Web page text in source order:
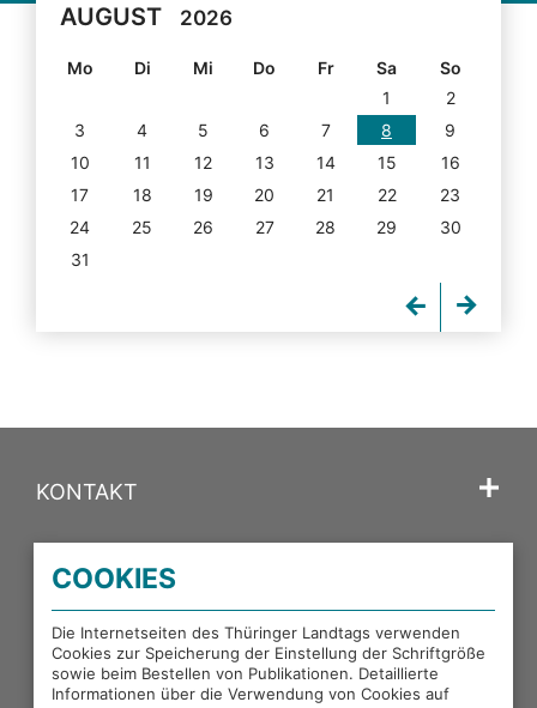
AUGUST 2026
Mo Di Mi Do Fr Sa
So
1
2
3
4 5 6 7 8
9
10
11 12 13 14 15
16
17
18 19 20 21 22
23
24
25 26 27 28 29
30
31
KONTAKT
PORTALE DES THÜRINGER LANDTAGS
EXTERNE LINKS
COOKIES
Die Internetseiten des Thüringer Landtags verwenden
Cookies zur Speicherung der Einstellung der Schriftgröße
sowie beim Bestellen von Publikationen. Detaillierte
Informationen über die Verwendung von Cookies auf